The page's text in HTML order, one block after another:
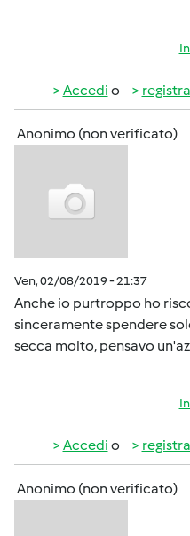
Accedi o
Anonimo (non verificato)
Ven, 02/08/2019 - 21:37
Anche io purtroppo ho
sinceramente spendere
secca molto, pensavo
Accedi o
Anonimo (non verificato)